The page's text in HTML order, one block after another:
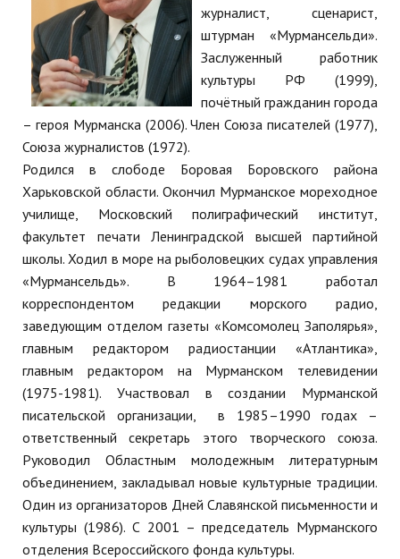
журналист, сценарист,
штурман «Мурмансельди».
Заслуженный работник
культуры РФ (1999),
почётный гражданин города
– героя Мурманска (2006). Член Союза писателей (1977),
Союза журналистов (1972).
Родился в слободе Боровая Боровского района
Харьковской области. Окончил Мурманское мореходное
училище, Московский полиграфический институт,
факультет печати Ленинградской высшей партийной
школы. Ходил в море на рыболовецких судах управления
«Мурмансельдь». В 1964–1981 работал
корреспондентом редакции морского радио,
заведующим отделом газеты «Комсомолец Заполярья»,
главным редактором радиостанции «Атлантика»,
главным редактором на Мурманском телевидении
(1975-1981). Участвовал в создании Мурманской
писательской организации, в 1985–1990 годах –
ответственный секретарь этого творческого союза.
Руководил Областным молодежным литературным
объединением, закладывал новые культурные традиции.
Один из организаторов Дней Славянской письменности и
культуры (1986). С 2001 – председатель Мурманского
отделения Всероссийского фонда культуры.